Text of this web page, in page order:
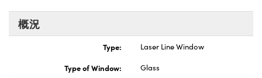
概況
Type:
Laser Line Window
Type of Window:
Glass